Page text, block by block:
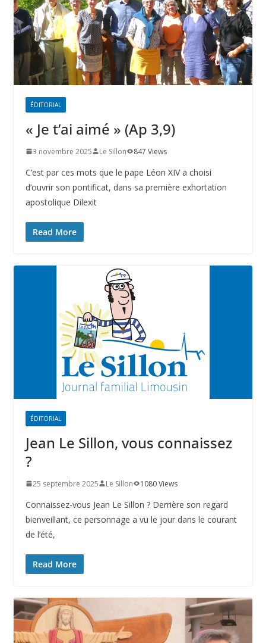
ÉDITORIAL
« Je t’ai aimé » (Ap 3,9)
3 novembre 2025 Le Sillon 847 Views
C’est par ces mots que le pape Léon XIV a choisi
d’ouvrir son pontificat, dans sa première exhortation
apostolique Dilexit
Read More
ÉDITORIAL
Jean Le Sillon, vous connaissez
?
25 septembre 2025 Le Sillon 1080 Views
Connaissez-vous Jean Le Sillon ? Derrière son regard
bienveillant, ce personnage a vu le jour dans le courant
de l’été,
Read More